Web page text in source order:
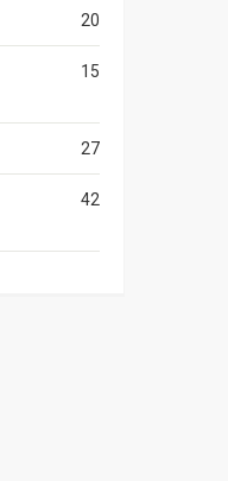
20
15
27
42